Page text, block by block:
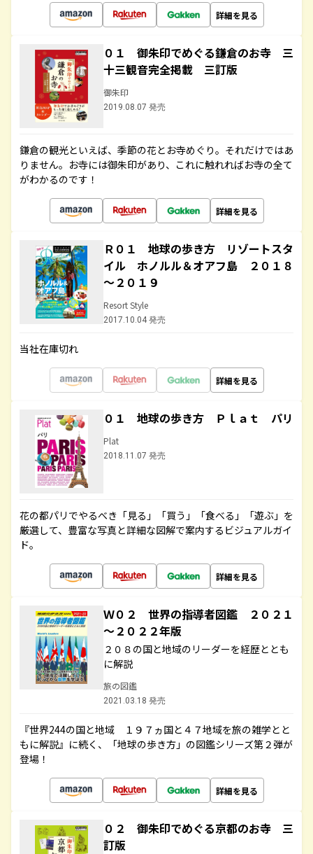
詳細を見る
０１ 御朱印でめぐる鎌倉のお寺 三
十三観音完全掲載 三訂版
御朱印
2019.08.07 発売
鎌倉の観光といえば、季節の花とお寺めぐり。それだけではあ
りません。お寺には御朱印があり、これに触れればお寺の全て
がわかるのです！
詳細を見る
Ｒ０１ 地球の歩き方 リゾートスタ
イル ホノルル＆オアフ島 ２０１８
～２０１９
Resort Style
2017.10.04 発売
当社在庫切れ
詳細を見る
０１ 地球の歩き方 Ｐｌａｔ パリ
Plat
2018.11.07 発売
花の都パリでやるべき「見る」「買う」「食べる」「遊ぶ」を
厳選して、豊富な写真と詳細な図解で案内するビジュアルガイ
ド。
詳細を見る
Ｗ０２ 世界の指導者図鑑 ２０２１
～２０２２年版
２０８の国と地域のリーダーを経歴ととも
に解説
旅の図鑑
2021.03.18 発売
『世界244の国と地域 １９７ヵ国と４７地域を旅の雑学とと
もに解説』に続く、「地球の歩き方」の図鑑シリーズ第２弾が
登場！
詳細を見る
０２ 御朱印でめぐる京都のお寺 三
訂版